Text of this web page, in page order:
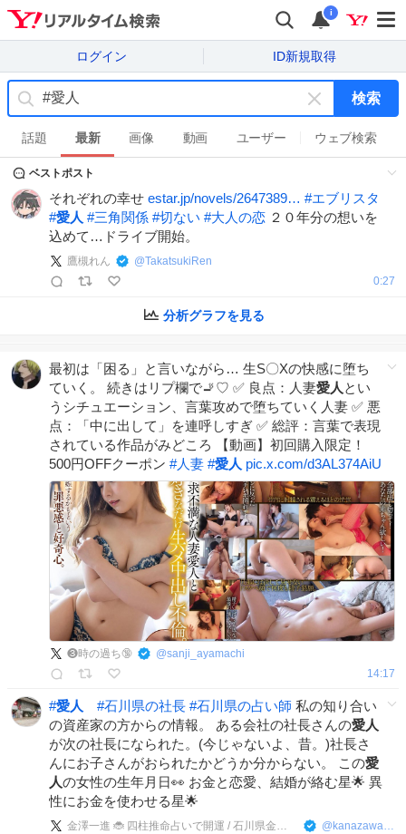
i
ログイン ID新規取得
キ
ー
ワ
ド
を
検索
話題 最新 画像 動画 ユーザー ウェブ検索
ベストポスト
それぞれの幸せ estar.jp/novels/2647389… #エブリスタ
#愛人 #三角関係 #切ない #大人の恋 ２０年分の想いを
込めて…ドライブ開始。
鷹槻れん @TakatsukiRen
0:27
分析グラフを見る
最初は「困る」と言いながら… 生S〇Xの快感に堕ち
ていく。 続きはリプ欄で🚬♡ ✅ 良点：人妻愛人 とい
うシチュエーション、言葉攻めで堕ちていく人妻 ✅ 悪
点：「中に出して」を連呼しすぎ ✅ 総評：言葉で表現
されている作品がみどころ 【動画】初回購入限定！
500円OFFクーポン #人妻 #愛人 pic.x.com/d3AL374AiU
❸時の過ち🔞 @sanji_ayamachi
14:17
#愛人 #石川県の社長 #石川県の占い師 私の知り合い
の資産家の方からの情報。 ある会社の社長さんの愛人
が次の社長になられた。(今じゃないよ、昔。)社長さ
んにお子さんがおられたかどうか分からない。 この愛
人の女性の生年月日👀 お金と恋愛、結婚が絡む星🌟 異
性にお金を使わせる星🌟
金澤一進 🐞 四柱推命占いで開運 / 石川県金沢市の運命鑑定 @ kanazawauranai